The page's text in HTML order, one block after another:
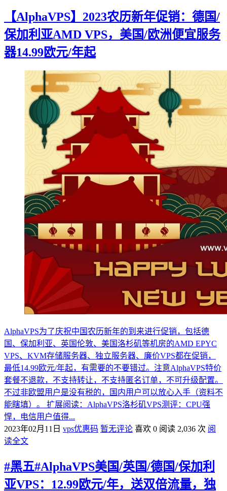
【AlphaVPS】2023农历新年促销：德国/
保加利亚AMD VPS，美国/欧洲便宜服务
器14.99欧元/年起
AlphaVPS为了庆祝中国农历新年的到来进行促销，包括德
国、保加利亚、英国伦敦、美国洛杉矶等机房的AMD EPYC
VPS、KVM存储服务器、独立服务器、廉价VPS都在促销，
最低14.99欧元/年起，有需要的不要错过。注意AlphaVPS特价
套餐不退款，不支持转让，不支持匿名订单，不可升级配置。
不过非欧盟用户是没有税的，国内用户可以放心入手（资料不
能瞎填）。 扩展阅读：AlphaVPS洛杉矶VPS测评：CPU强
悍，电信用户值得...
2023年02月11日 vps优惠码 暂无评论 喜欢 0 阅读 2,036 次 阅
读全文
#黑五#AlphaVPS美国/英国/德国/保加利
亚VPS：12.99欧元/年，送双倍流量，独